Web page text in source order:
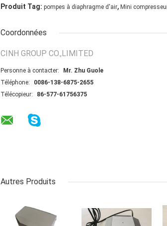
Produit Tag: pompes à diaphragme d'air, Mini
Coordonnées
CINH GROUP CO.,LIMITED
Personne à contacter:
Mr. Zhu Guole
Téléphone:
0086-138-6875-2655
Télécopieur:
86-577-61756375
Autres Produits